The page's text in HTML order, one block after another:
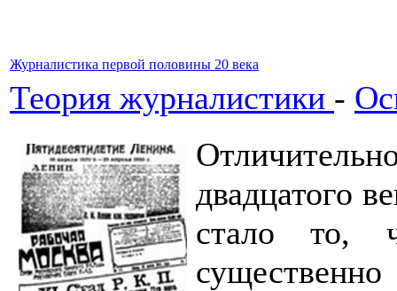
Журналистика первой половины 20 века
Теория журналистики -
двадцатого
стало то,